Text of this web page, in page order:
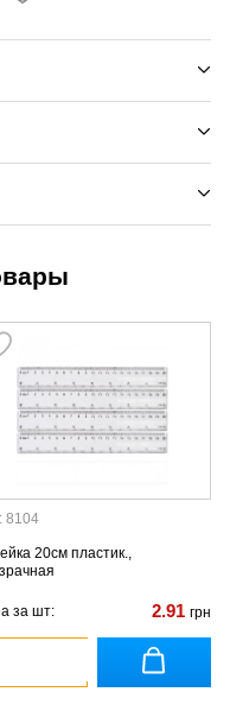
8104
20см пластик.,
за шт: 2.91 грн